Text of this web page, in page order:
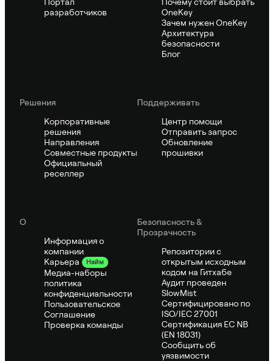
разработчиков
OneKey
Зачем нужен OneKey
Архитектура
безопасности
Блог
Решения
Корпоративные
решения
Направления
Совместные продукты
Официальный
реселлер
Поддерживать
Центр помощи
Отправить запрос
Обновление
прошивки
О
Информация о
компании
Карьера
Найм
Медиа-наборы
политика
конфиденциальности
Пользовательское
Соглашение
Проверка команды
Безопасность &
Прозрачность
Репозитории с
открытым исходным
кодом на Гитхабе
Аудит проведен
SlowMist
Сертифицировано по
ISO/IEC 27001
Сертификация ЕС NB
(EN 18031)
Сообщить об
уязвимости